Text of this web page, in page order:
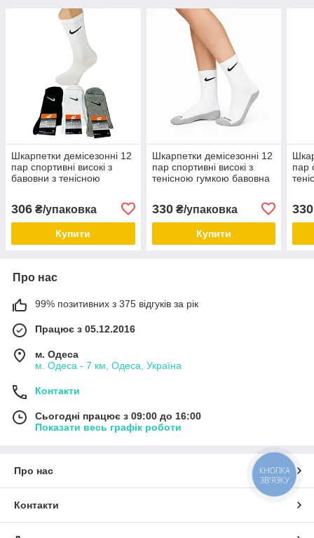
Шкарпетки демісезонні 12
пар спортивні високі з
бавовни з тенісною
розмір 36-39 мікс кольорів
306 ₴/упаковка
Купити
Шкарпетки демісезонні 12
пар спортивні високі з
тенісною гумкою бавовна
39 білі з сірою підошвою
330₴/упаковка
Купити
пар
330
Про нас
99% позитивних з 375 відгуків за рік
Працює з 05.12.2016
м. Одеса
м. Одеса - 7 км, Одеса, Україна
Контакти
Сьогодні працює з 09:00 до 16:00
Показати весь графік роботи
Про нас
Контакти
КНОПКА
ЗВ'ЯЗКУ